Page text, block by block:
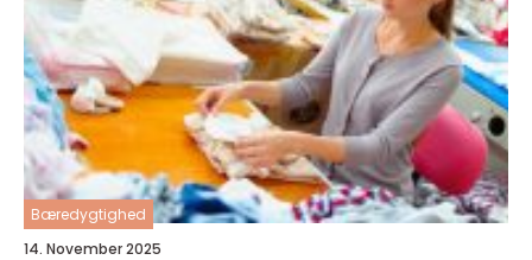
Bæredygtighed
14. November 2025